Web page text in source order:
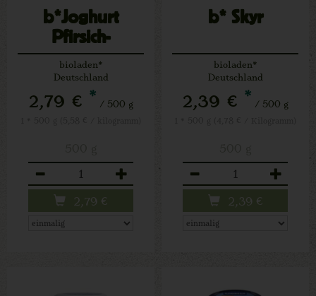
b*Joghurt
Pfirsich-
Maracuja 3,5%
bioladen*
Deutschland
2,79 € * / 500 g
2,79 €
b* Skyr
bioladen*
Deutschland
2,39 € * / 500 g
2,39 €